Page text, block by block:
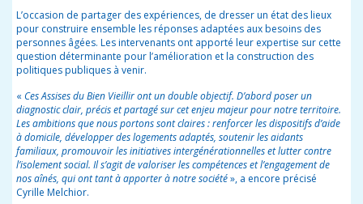
L’occasion de partager des expériences, de dresser un état des lieux
pour construire ensemble les réponses adaptées aux besoins des
personnes âgées. Les intervenants ont apporté leur expertise sur cette
question déterminante pour l’amélioration et la construction des
politiques publiques à venir.
« Ces Assises du Bien Vieillir ont un double objectif. D’abord poser un
diagnostic clair, précis et partagé sur cet enjeu majeur pour notre territoire.
Les ambitions que nous portons sont claires : renforcer les dispositifs d’aide
à domicile, développer des logements adaptés, soutenir les aidants
familiaux, promouvoir les initiatives intergénérationnelles et lutter contre
l’isolement social. Il s’agit de valoriser les compétences et l’engagement de
nos aînés, qui ont tant à apporter à notre société», a encore précisé
Cyrille Melchior.